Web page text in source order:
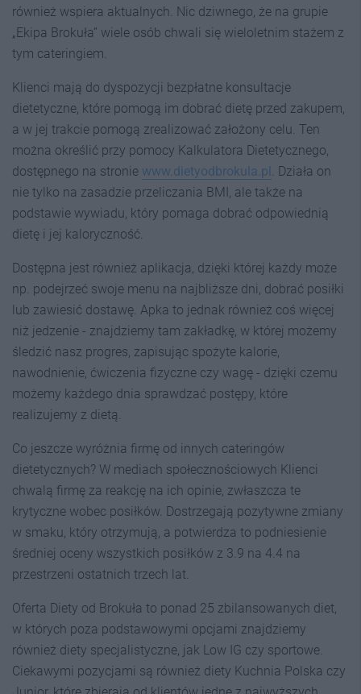
również wspiera aktualnych. Nic dziwnego, że na grupie
„Ekipa Brokuła” wiele osób chwali się wieloletnim stażem z
tym cateringiem.
Klienci mają do dyspozycji bezpłatne konsultacje
dietetyczne, które pomogą im dobrać dietę przed zakupem,
a w jej trakcie pomogą zrealizować założony celu. Ten
można określić przy pomocy Kalkulatora Dietetycznego,
dostępnego na stronie www.dietyodbrokula.pl. Działa on
nie tylko na zasadzie przeliczania BMI, ale także na
podstawie wywiadu, który pomaga dobrać odpowiednią
dietę i jej kaloryczność.
Dostępna jest również aplikacja, dzięki której każdy może
np. podejrzeć swoje menu na najbliższe dni, dobrać posiłki
lub zawiesić dostawę. Apka to jednak również coś więcej
niż jedzenie - znajdziemy tam zakładkę, w której możemy
śledzić nasz progres, zapisując spożyte kalorie,
nawodnienie, ćwiczenia fizyczne czy wagę - dzięki czemu
możemy każdego dnia sprawdzać postępy, które
realizujemy z dietą.
Co jeszcze wyróżnia firmę od innych cateringów
dietetycznych? W mediach społecznościowych Klienci
chwalą firmę za reakcję na ich opinie, zwłaszcza te
krytyczne wobec posiłków. Dostrzegają pozytywne zmiany
w smaku, który otrzymują, a potwierdza to podniesienie
średniej oceny wszystkich posiłków z 3.9 na 4.4 na
przestrzeni ostatnich trzech lat.
Oferta Diety od Brokuła to ponad 25 zbilansowanych diet,
w których poza podstawowymi opcjami znajdziemy
również diety specjalistyczne, jak Low IG czy sportowe.
Ciekawymi pozycjami są również diety Kuchnia Polska czy